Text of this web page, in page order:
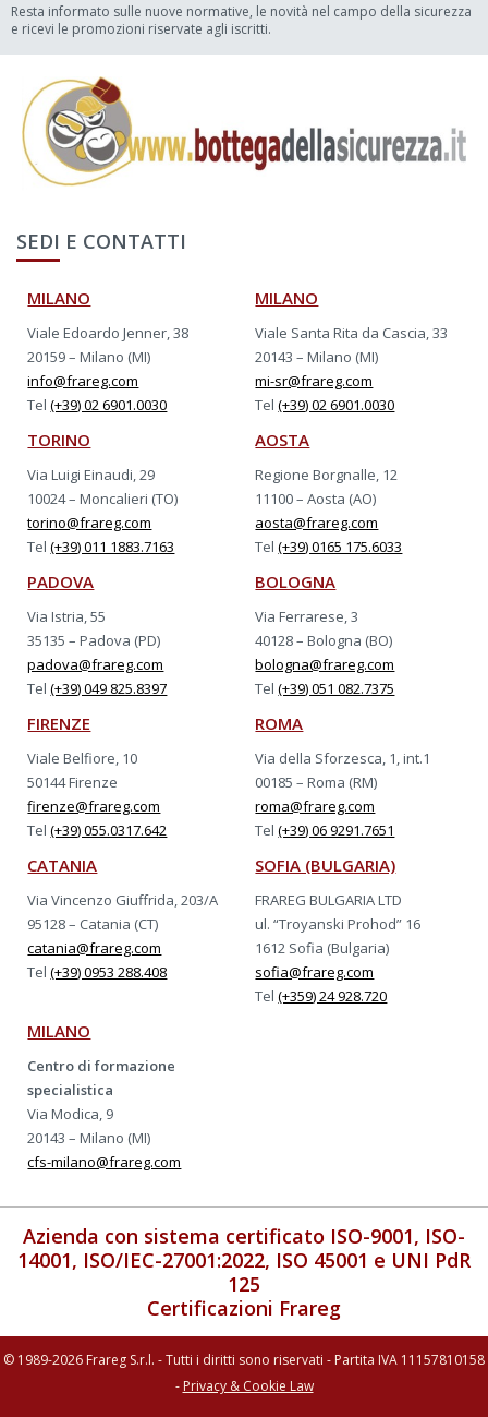
Resta informato sulle nuove normative, le novità nel campo della sicurezza
e ricevi le promozioni riservate agli iscritti.
SEDI E CONTATTI
MILANO
Viale Edoardo Jenner, 38
20159 – Milano (MI)
info@frareg.com
Tel(+39) 02 6901.0030
MILANO
Viale Santa Rita da Cascia, 33
20143 – Milano (MI)
mi-sr@frareg.com
Tel(+39) 02 6901.0030
TORINO
Via Luigi Einaudi, 29
10024 – Moncalieri (TO)
torino@frareg.com
Tel(+39) 011 1883.7163
AOSTA
Regione Borgnalle, 12
11100 – Aosta (AO)
aosta@frareg.com
Tel(+39) 0165 175.6033
PADOVA
Via Istria, 55
35135 – Padova (PD)
padova@frareg.com
Tel(+39) 049 825.8397
BOLOGNA
Via Ferrarese, 3
40128 – Bologna (BO)
bologna@frareg.com
Tel(+39) 051 082.7375
FIRENZE
Viale Belfiore, 10
50144 Firenze
firenze@frareg.com
Tel(+39) 055.0317.642
ROMA
Via della Sforzesca, 1, int.1
00185 – Roma (RM)
roma@frareg.com
Tel(+39) 06 9291.7651
CATANIA
Via Vincenzo Giuffrida, 203/A
95128 – Catania (CT)
catania@frareg.com
Tel(+39) 0953 288.408
SOFIA (BULGARIA)
FRAREG BULGARIA LTD
ul. “Troyanski Prohod” 16
1612 Sofia (Bulgaria)
sofia@frareg.com
Tel(+359) 24 928.720
MILANO
Centro di formazione
specialistica
Via Modica, 9
20143 – Milano (MI)
cfs-milano@frareg.com
Azienda con sistema certificato ISO-9001, ISO-
14001, ISO/IEC-27001:2022, ISO 45001 e UNI PdR
125
Certificazioni Frareg
© 1989-2026 Frareg S.r.l. - Tutti i diritti sono riservati - Partita IVA 11157810158
- Privacy & Cookie Law